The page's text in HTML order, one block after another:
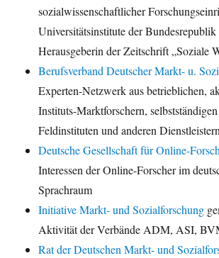
sozialwissenschaftlicher
Universitätsinstitute der
Herausgeberin der Zeitschrift „Soziale
Berufsverband Deutscher Markt- u.
Experten-Netzwerk aus betrieblichen,
Instituts-Marktforschern,
Feldinstituten und anderen Dienstleistern
Deutsche Gesellschaft für Online-
Interessen der Online-Forscher im
Sprachraum
Initiative Markt- und Sozialforschung
Aktivität der Verbände ADM, ASI,
Rat der Deutschen Markt- und